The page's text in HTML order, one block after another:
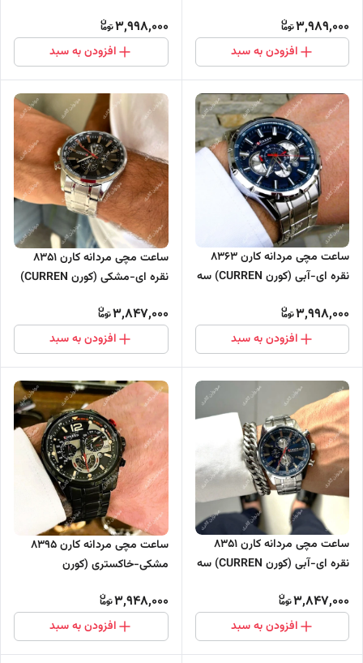
3,989,000
افزودن به سبد
3,998,000
افزودن به سبد
ساعت مچی مردانه کارن 8363
نقره ای-آبی (کورن CURREN) سه
3,998,000
افزودن به سبد
ساعت مچی مردانه کارن 8351
نقره ای-مشکی (کورن CURREN)
3,847,000
افزودن به سبد
ساعت مچی مردانه کارن 8351
نقره ای-آبی (کورن CURREN) سه
3,847,000
افزودن به سبد
ساعت مچی مردانه کارن 8395
مشکی-خاکستری (کورن
3,948,000
افزودن به سبد